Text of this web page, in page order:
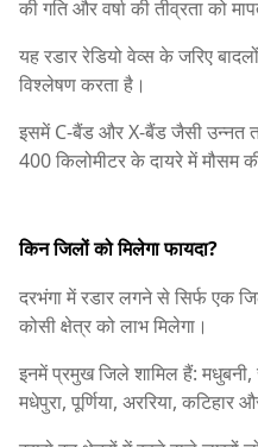
की गति और वर्षा की तीव्रता को
यह रडार रेडियो वेव्स के जरिए
विश्लेषण करता है।
इसमें C-बैंड और X-बैंड जैसी उन्नत
400 किलोमीटर के दायरे में मौसम
किन जिलों को मिलेगा फायदा?
दरभंगा में रडार लगने से सिर्फ एक
कोसी क्षेत्र को लाभ मिलेगा।
इनमें प्रमुख जिले शामिल हैं:
मधेपुरा, पूर्णिया, अररिया,